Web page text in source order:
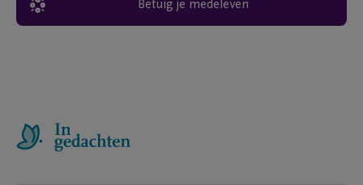
Betuig je medeleven